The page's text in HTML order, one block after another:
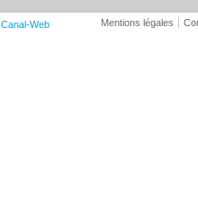
Canal-Web Mentions légales